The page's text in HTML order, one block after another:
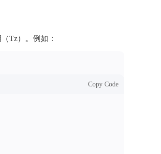
Tz）。例如：
Copy Code